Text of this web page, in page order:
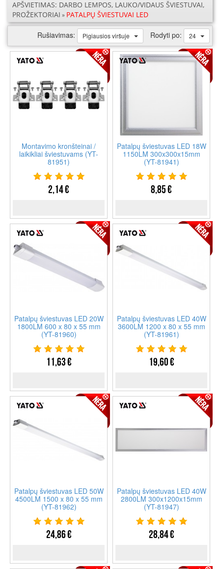
APŠVIETIMAS: DARBO LEMPOS, LAUKO/VIDAUS ŠVIESTUVAI,
PROŽEKTORIAI » PATALPŲ ŠVIESTUVAI LED
Rušiavimas: Pigiausios viršuje Rodyti po: 24
Montavimo kronšteinai /
laikikliai šviestuvams (YT-
81951)
2,14 €
Patalpų šviestuvas LED 18W
1150LM 300x300x15mm
(YT-81941)
8,85 €
Patalpų šviestuvas LED 20W
1800LM 600 x 80 x 55 mm
(YT-81960)
11,63 €
Patalpų šviestuvas LED 40W
3600LM 1200 x 80 x 55 mm
(YT-81961)
19,60 €
Patalpų šviestuvas LED 50W
4500LM 1500 x 80 x 55 mm
(YT-81962)
24,86 €
Patalpų šviestuvas LED 40W
2800LM 300x1200x15mm
(YT-81947)
28,84 €